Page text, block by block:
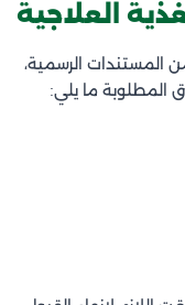
العلاجية
المستندات الرسمية،
المطلوبة ما يلي: